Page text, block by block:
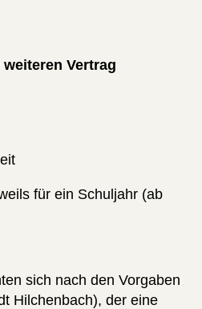
Vertrag
für ein Schuljahr (ab
sich nach den Vorgaben
Hilchenbach), der eine